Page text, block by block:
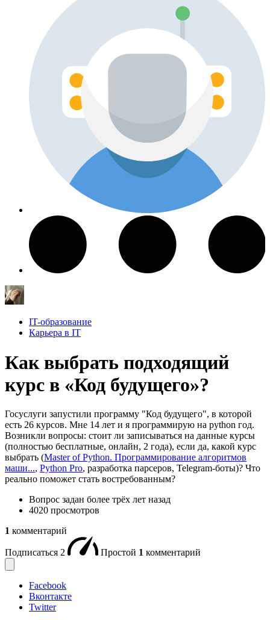
IT-образование
Карьера в IT
Как выбрать подходящий
курс в «Код будущего»?
Госуслуги запустили программу "Код будущего", в которой
есть 26 курсов. Мне 14 лет и я программирую на python год.
Возникли вопросы: стоит ли записываться на данные курсы
(полностью бесплатные, онлайн, 2 года), если да, какой курс
выбрать (Master of Python. Программирование алгоритмов
маши..., Python Pro, разработка парсеров, Telegram-боты)? Что
реально поможет стать востребованным?
Вопрос задан более трёх лет назад
4020 просмотров
1 комментарий
Подписаться 2 Простой 1 комментарий
Facebook
Вконтакте
Twitter